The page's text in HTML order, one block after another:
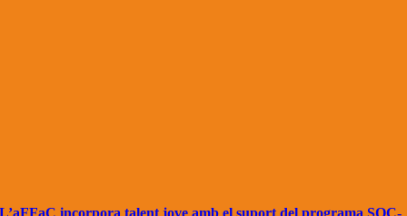
L’aFFaC incorpora talent jove amb el suport del programa SOC-